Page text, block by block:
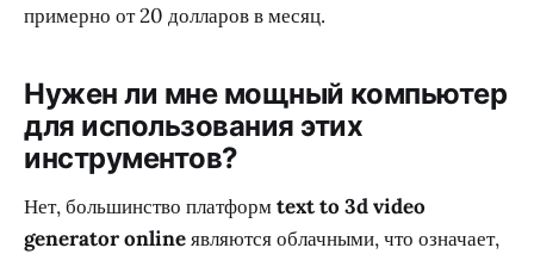
примерно от 20 долларов в месяц.
Нужен ли мне мощный компьютер
для использования этих
инструментов?
Нет, большинство платформtext to 3d video
generator onlineявляются облачными, что означает,